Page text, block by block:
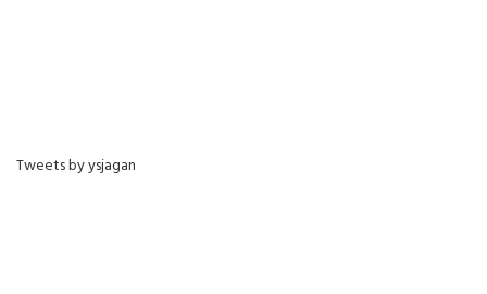
Tweets by ysjagan